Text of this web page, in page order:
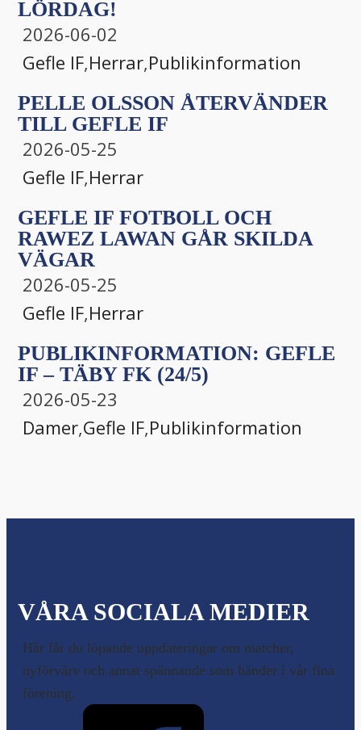
LÖRDAG!
2026-06-02
Gefle IF,Herrar,Publikinformation
PELLE OLSSON ÅTERVÄNDER
TILL GEFLE IF
2026-05-25
Gefle IF,Herrar
GEFLE IF FOTBOLL OCH
RAWEZ LAWAN GÅR SKILDA
VÄGAR
2026-05-25
Gefle IF,Herrar
PUBLIKINFORMATION: GEFLE
IF – TÄBY FK (24/5)
2026-05-23
Damer,Gefle IF,Publikinformation
VÅRA SOCIALA MEDIER
Här får du löpande uppdateringar om matcher,
nyförvärv och annat spännande som händer i vår fina
förening.